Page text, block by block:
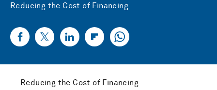
Reducing the Cost of Financing
Reducing the Cost of Financing